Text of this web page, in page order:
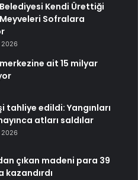
Kendi Ürettiği
Sofralara
2026
ait 15 milyar
tahliye edildi: Yangınları
atları saldılar
2026
çıkan madeni para 39
kazandırdı